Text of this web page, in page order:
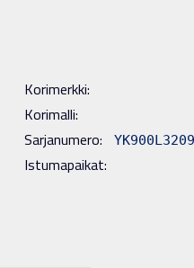
Korimerkki:
Korimalli:
Sarjanumero:
Istumapaikat: